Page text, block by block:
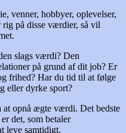
venner, hobbyer, oplevelser,
på disse værdier, så vil
slags værdi? Den
på grund af dit job? Er
frihed? Har du tid til at følge
eller dyrke sport?
opnå ægte værdi. Det bedste
det, som betaler
leve samtidigt.